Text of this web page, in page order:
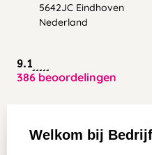
5642JC Eindhoven
Nederland
9.1
386 beoordelingen
Aanvraag op maat
Welkom bij